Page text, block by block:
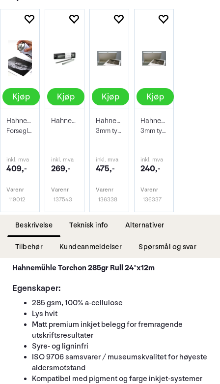
Kjøp
Hahnemühle Protective Spray 400ml
Forseglende og beskyttene lakk
inkl. mva
409,-
Varenr
119012
Kjøp
Hahnemühle Signing Pen Duo
inkl. mva
269,-
Varenr
137543
Kjøp
Hahnemühle Archive & Portfoliobox A2
3mm tykkelse 605x435x35 mm
inkl. mva
475,-
Varenr
136338
Kjøp
Hahnemühle Archive & Portfoliobox A3+
3mm tykkelse 32,9 x 48,3 cm
inkl. mva
240,-
Varenr
136337
Beskrivelse Teknisk info Alternativer
Tilbehør Kundeanmeldelser Spørsmål og svar
Hahnemühle Torchon 285gr Rull 24"x12m
Egenskaper:
285 gsm, 100% a-cellulose
Lys hvit
Matt premium inkjet belegg for fremragende
utskriftsresultater
Syre- og ligninfri
ISO 9706 samsvarer / museumskvalitet for høyeste
aldersmotstand
Kompatibel med pigment og farge inkjet-systemer